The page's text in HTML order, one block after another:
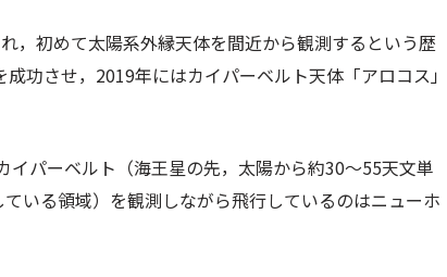
，初めて太陽系外縁天体を間近から観測するという歴
功させ，2019年にはカイパーベルト天体「アロコス」
パーベルト（海王星の先，太陽から約30～55天文単
いる領域）を観測しながら飛行しているのはニューホ